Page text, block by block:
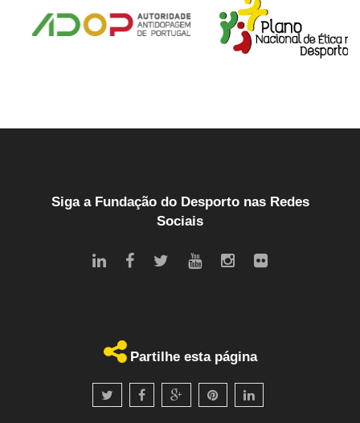
Siga a Fundação do Desporto nas Redes
Sociais
Partilhe esta página